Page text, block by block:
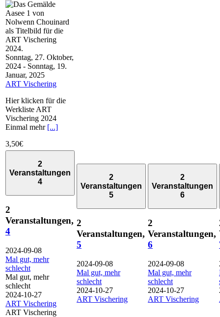
Sonntag, 27. Oktober,
2024 - Sonntag, 19.
Januar, 2025
ART Vischering
Hier klicken für die
Werkliste ART
Vischering 2024
Einmal mehr [...]
3,50€
2
Veranstaltungen
4
2
Veranstaltungen,
4
2024-09-08
Mal gut, mehr
schlecht
Mal gut, mehr
schlecht
2024-10-27
ART Vischering
ART Vischering
2
Veranstaltungen
5
2
Veranstaltungen,
5
2024-09-08
Mal gut, mehr
schlecht
2024-10-27
ART Vischering
2
Veranstaltungen
6
2
Veranstaltungen,
6
2024-09-08
Mal gut, mehr
schlecht
2024-10-27
ART Vischering